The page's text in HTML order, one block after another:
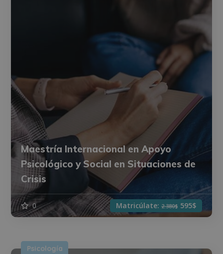
Maestría Internacional en Apoyo
Psicológico y Social en Situaciones de
Crisis
0 Matricúlate: 2.380$ 595$
Psicología